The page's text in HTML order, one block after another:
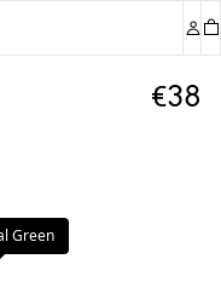
€38
Green